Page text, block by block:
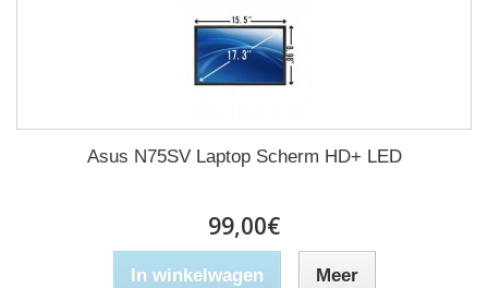
Asus N75SV Laptop Scherm HD+ LED
99,00€
In winkelwagen Meer